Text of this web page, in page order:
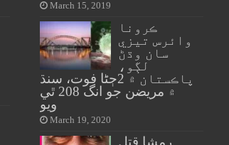
March 15, 2019
ڪرونا
وائرس تيزي
سان وڌڻ
لڳو،
پاڪستان ۾ 2ڄڻا فوت، سنڌ
۾ مريضن جو انگ 208 ٿي
ويو
March 19, 2020
رمشا قتل